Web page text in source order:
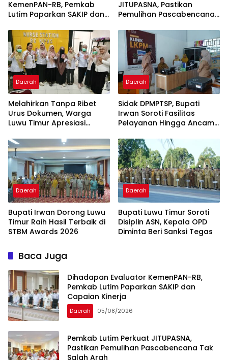
KemenPAN-RB, Pemkab
Lutim Paparkan SAKIP dan
JITUPASNA, Pastikan
Pemulihan Pascabencana
Daerah
Melahirkan Tanpa Ribet
Urus Dokumen, Warga
Luwu Timur Apresiasi
Daerah
Sidak DPMPTSP, Bupati
Irwan Soroti Fasilitas
Pelayanan Hingga Ancam
Daerah
Bupati Irwan Dorong Luwu
Timur Raih Hasil Terbaik di
STBM Awards 2026
Daerah
Bupati Luwu Timur Soroti
Disiplin ASN, Kepala OPD
Diminta Beri Sanksi Tegas ‎ ‎
Baca Juga
Dihadapan Evaluator KemenPAN-RB,
Pemkab Lutim Paparkan SAKIP dan
Capaian Kinerja
Daerah 05/08/2026
Pemkab Lutim Perkuat JITUPASNA,
Pastikan Pemulihan Pascabencana Tak
Salah Arah